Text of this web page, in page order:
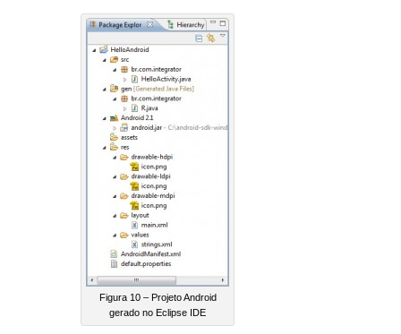
Figura 10 – Projeto Android
gerado no Eclipse IDE